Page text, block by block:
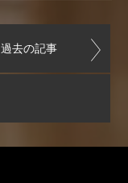
過去の記事